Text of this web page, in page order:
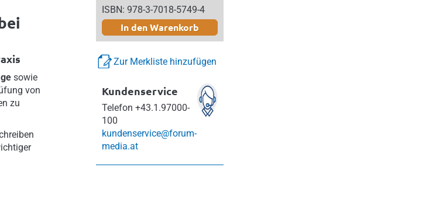
ISBN: 978-3-7018-5749-4
In den Warenkorb
Zur Merkliste hinzufügen
Kundenservice
Telefon +43.1.97000-
100
kundenservice@forum-
media.at
sowie
von
zu